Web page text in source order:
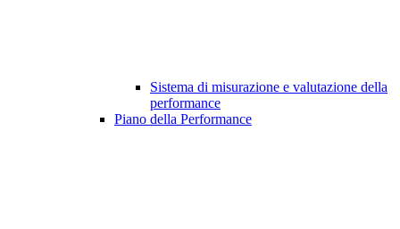
Sistema di misurazione e valutazione della
performance
Piano della Performance